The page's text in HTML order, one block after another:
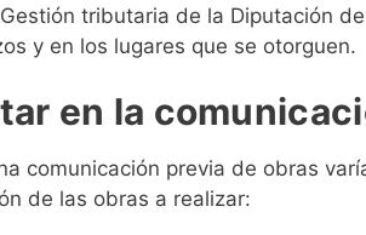
tributaria de la Diputación
y en los lugares que se otorguen.
en la
comunicación previa de obras
de las obras a realizar: